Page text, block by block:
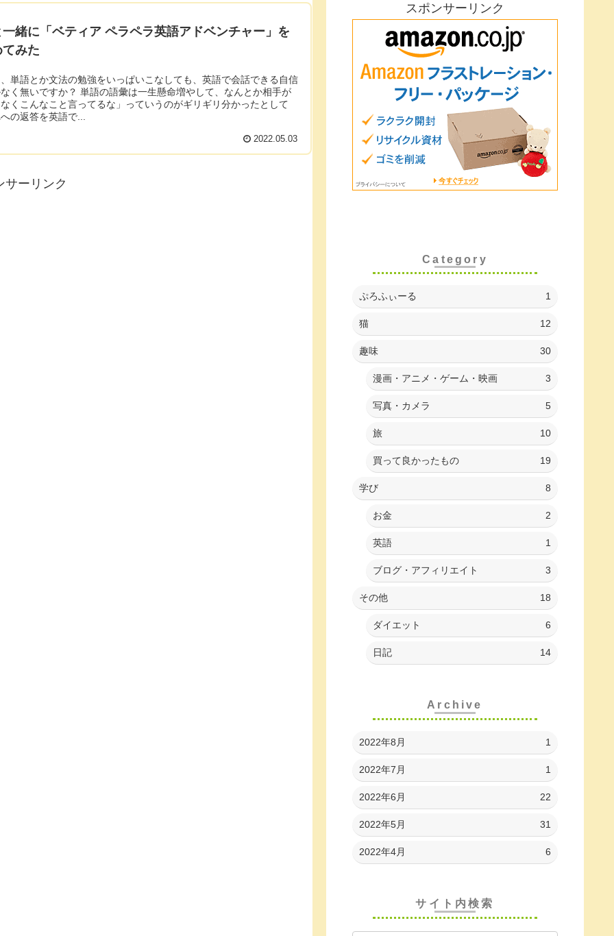
緒に「ベティア ペラペラ英語アドベンチャー」を
みた
単語とか文法の勉強をいっぱいこなしても、英語で会話できる自信
単語の語彙は一生懸命増やして、なんとか相手が
なくこんなこと言ってるな」っていうのがギリギリ分かったとして
の返答を英語で...
2022.05.03
サーリンク
スポンサーリンク
Category
ぷろふぃーる 1
猫 12
趣味 30
漫画・アニメ・ゲーム・映画 3
写真・カメラ 5
旅 10
買って良かったもの 19
学び 8
お金 2
英語 1
ブログ・アフィリエイト 3
その他 18
ダイエット 6
日記 14
Archive
2022年8月 1
2022年7月 1
2022年6月 22
2022年5月 31
2022年4月 6
サイト内検索